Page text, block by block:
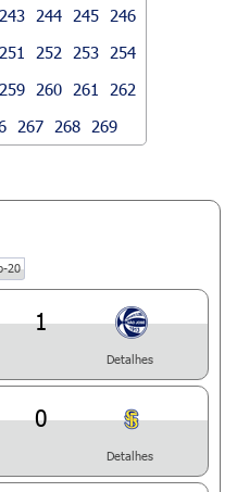
243 244 245
246
251 252 253
254
259 260 261
262
267 268 269
20
1
Detalhes
0
Detalhes